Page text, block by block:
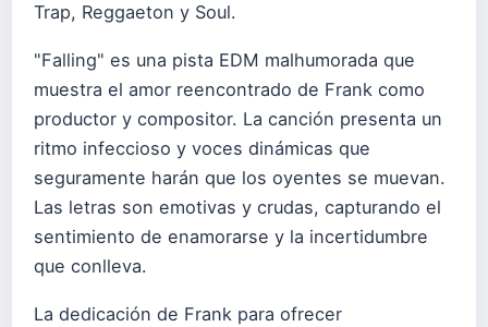
Trap, Reggaeton y Soul.
"Falling" es una pista EDM malhumorada que
muestra el amor reencontrado de Frank como
productor y compositor. La canción presenta un
ritmo infeccioso y voces dinámicas que
seguramente harán que los oyentes se muevan.
Las letras son emotivas y crudas, capturando el
sentimiento de enamorarse y la incertidumbre
que conlleva.
La dedicación de Frank para ofrecer